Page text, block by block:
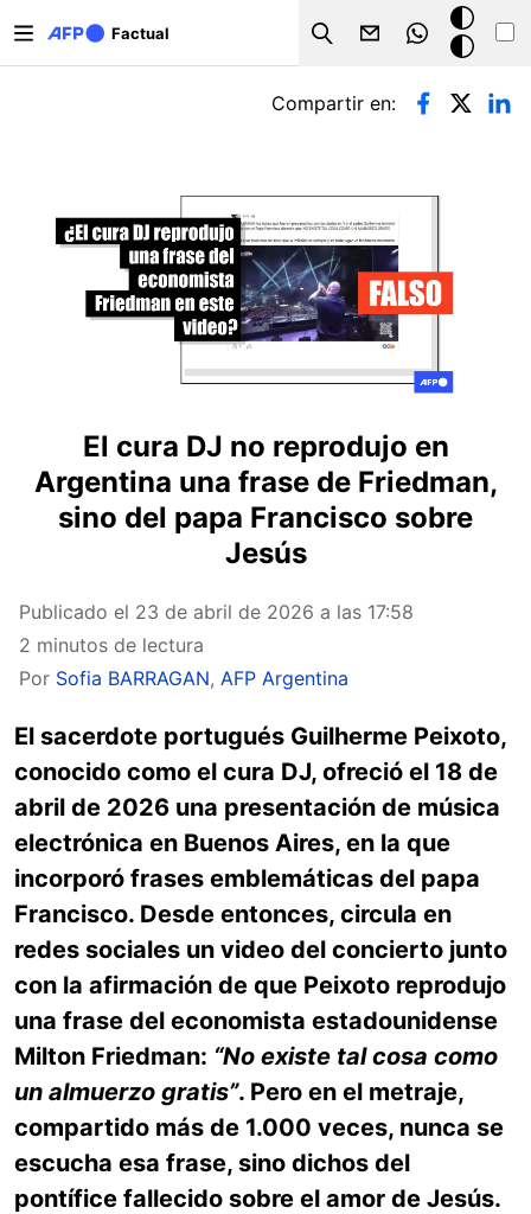
Factual
Search
Modo
oscuro
Solapas principales
Compartir en:
El cura DJ no reprodujo en
Argentina una frase de Friedman,
sino del papa Francisco sobre
Jesús
Publicado el 23 de abril de 2026 a las 17:58
2 minutos de lectura
Por Sofia BARRAGAN, AFP Argentina
El sacerdote portugués Guilherme Peixoto,
conocido como el cura DJ, ofreció el 18 de
abril de 2026 una presentación de música
electrónica en Buenos Aires, en la que
incorporó frases emblemáticas del papa
Francisco. Desde entonces, circula en
redes sociales un video del concierto junto
con la afirmación de que Peixoto reprodujo
una frase del economista estadounidense
Milton Friedman: “No existe tal cosa como
un almuerzo gratis”. Pero en el metraje,
compartido más de 1.000 veces, nunca se
escucha esa frase, sino dichos del
pontífice fallecido sobre el amor de Jesús.